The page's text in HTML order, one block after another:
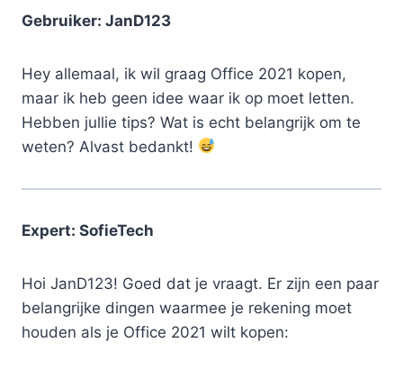
Gebruiker: JanD123
Hey allemaal, ik wil graag Office 2021 kopen,
maar ik heb geen idee waar ik op moet letten.
Hebben jullie tips? Wat is echt belangrijk om te
weten? Alvast bedankt!
Expert: SofieTech
Hoi JanD123! Goed dat je vraagt. Er zijn een paar
belangrijke dingen waarmee je rekening moet
houden als je Office 2021 wilt kopen: